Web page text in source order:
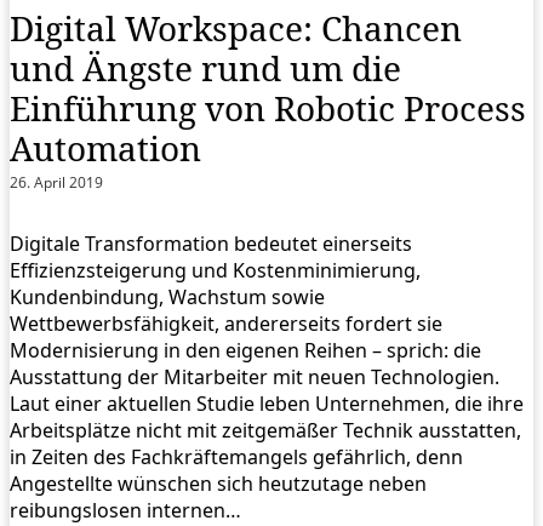
Digital Workspace: Chancen
und Ängste rund um die
Einführung von Robotic Process
Automation
26. April 2019
Digitale Transformation bedeutet einerseits
Effizienzsteigerung und Kostenminimierung,
Kundenbindung, Wachstum sowie
Wettbewerbsfähigkeit, andererseits fordert sie
Modernisierung in den eigenen Reihen – sprich: die
Ausstattung der Mitarbeiter mit neuen Technologien.
Laut einer aktuellen Studie leben Unternehmen, die ihre
Arbeitsplätze nicht mit zeitgemäßer Technik ausstatten,
in Zeiten des Fachkräftemangels gefährlich, denn
Angestellte wünschen sich heutzutage neben
reibungslosen internen…